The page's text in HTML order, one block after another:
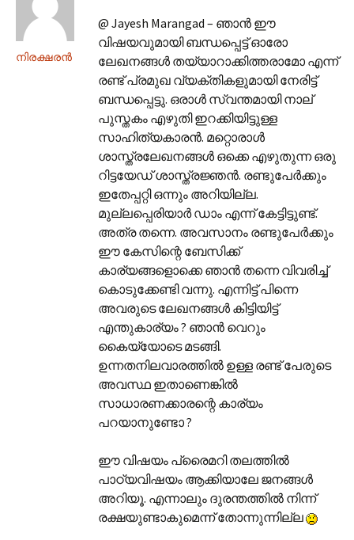
നിരക്ഷരൻ
@ Jayesh Marangad – ഞാൻ ഈ
വിഷയവുമായി ബന്ധപ്പെട്ട് ഓരോ
ലേഖനങ്ങൾ തയ്യാറാക്കിത്തരാമോ എന്ന്
രണ്ട് പ്രമുഖ വ്യക്തികളുമായി നേരിട്ട്
ബന്ധപ്പെട്ടു. ഒരാൾ സ്വന്തമായി നാല്
പുസ്തകം എഴുതി ഇറക്കിയിട്ടുള്ള
സാഹിത്യകാരൻ. മറ്റൊരാൾ
ശാസ്ത്രലേഖനങ്ങൾ ഒക്കെ എഴുതുന്ന ഒരു
റിട്ടയേഡ് ശാസ്ത്രജ്ഞൻ. രണ്ടുപേർക്കും
ഇതേപ്പറ്റി ഒന്നും അറിയില്ല.
മുല്ലപ്പെരിയാർ ഡാം എന്ന് കേട്ടിട്ടുണ്ട്.
അത്ര തന്നെ. അവസാനം രണ്ടുപേർക്കും
ഈ കേസിന്റെ ബേസിക്ക്
കാര്യങ്ങളൊക്കെ ഞാൻ തന്നെ വിവരിച്ച്
കൊടുക്കേണ്ടി വന്നു. എന്നിട്ട് പിന്നെ
അവരുടെ ലേഖനങ്ങൾ കിട്ടിയിട്ട്
എന്തുകാര്യം ? ഞാൻ വെറും
കൈയ്യോടെ മടങ്ങി.
ഉന്നതനിലവാരത്തിൽ ഉള്ള രണ്ട് പേരുടെ
അവസ്ഥ ഇതാണെങ്കിൽ
സാധാരണക്കാരന്റെ കാര്യം
പറയാനുണ്ടോ ?
ഈ വിഷയം പ്രൈമറി തലത്തിൽ
പാഠ്യവിഷയം ആക്കിയാലേ ജനങ്ങൾ
അറിയൂ. എന്നാലും ദുരന്തത്തിൽ നിന്ന്
രക്ഷയുണ്ടാകുമെന്ന് തോന്നുന്നില്ല